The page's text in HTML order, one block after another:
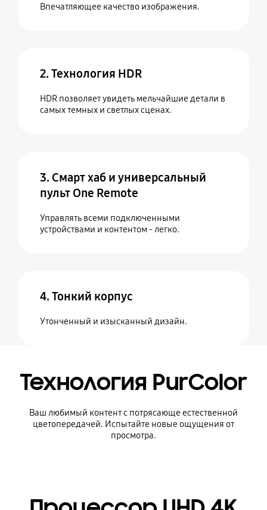
Впечатляющее качество изображения.
2. Технология HDR
HDR позволяет увидеть мельчайшие детали в
самых темных и светлых сценах.
3. Смарт хаб и универсальный
пульт One Remote
Управлять всеми подключенными
устройствами и контентом - легко.
4. Тонкий корпус
Утонченный и изысканный дизайн.
Технология PurColor
Ваш любимый контент с потрясающе естественной
цветопередачей. Испытайте новые ощущения от
просмотра.